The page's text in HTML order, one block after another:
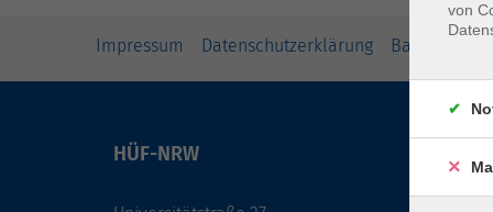
Impressum Datenschutzerklärung
HÜF-NRW
von